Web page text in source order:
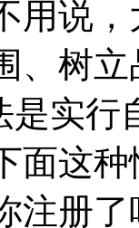
用说
、树
是实行
面这
注册